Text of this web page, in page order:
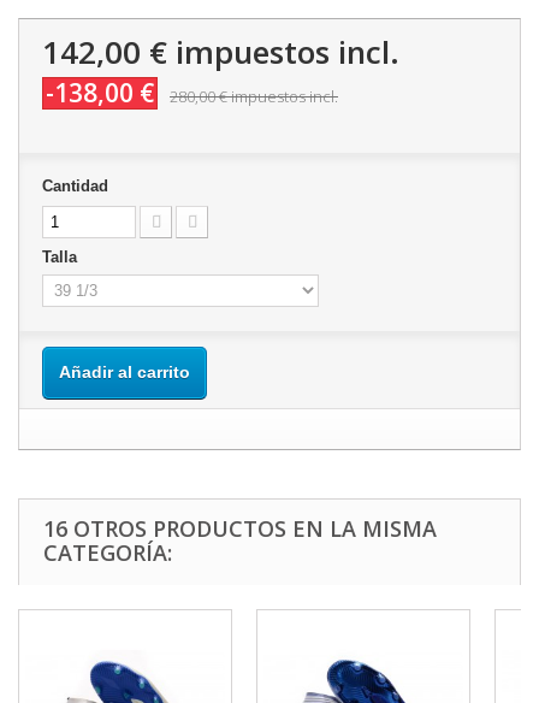
142,00 € impuestos incl.
-138,00 € 280,00 €impuestos incl.
Cantidad
Talla
Añadir al carrito
16 OTROS PRODUCTOS EN LA MISMA
CATEGORÍA: